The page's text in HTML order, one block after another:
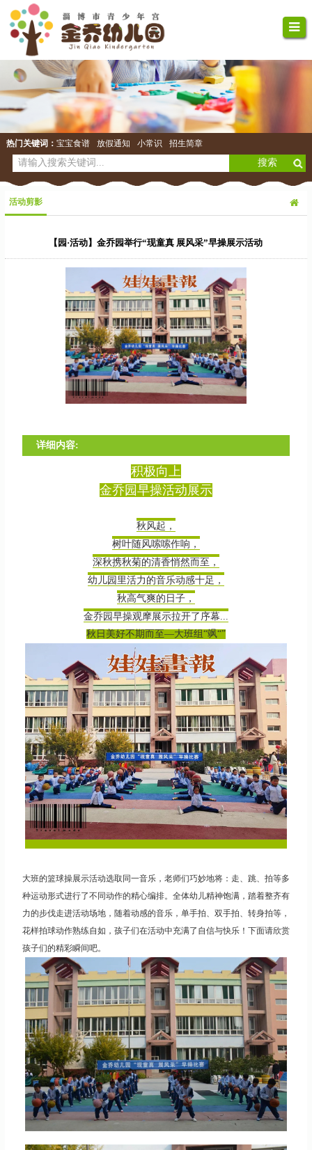
热门关键词： 宝宝食谱 放假通知 小常识 招生简章
活动剪影
【园·活动】金乔园举行“现童真 展风采”早操展示活动
详细内容:
积极向上
金乔园早操活动展示
秋风起，
树叶随风嗦嗦作响，
深秋携秋菊的清香悄然而至，
幼儿园里活力的音乐动感十足，
秋高气爽的日子，
金乔园早操观摩展示拉开了序幕...
秋日美好不期而至—大班组“飒“”
大班的篮球操展示活动选取同一音乐，老师们巧妙地将：走、跳、拍等多
种运动形式进行了不同动作的精心编排。全体幼儿精神饱满，踏着整齐有
力的步伐走进活动场地，随着动感的音乐，单手拍、双手拍、转身拍等，
花样拍球动作熟练自如，孩子们在活动中充满了自信与快乐！下面请欣赏
孩子们的精彩瞬间吧。